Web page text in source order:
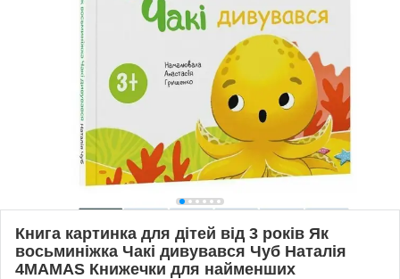
Книга картинка для дітей від 3 років Як
восьминіжка Чакі дивувався Чуб Наталія
4MAMAS Книжечки для найменших